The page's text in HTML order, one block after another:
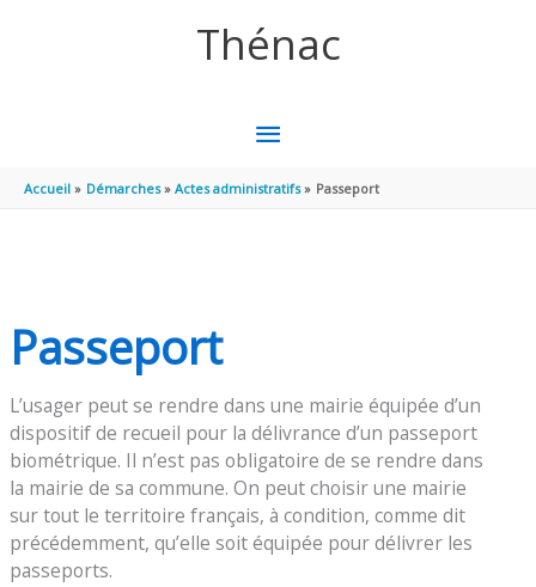
Thénac
MENU
PRINCIPAL
Accueil Démarches Actes administratifs Passeport
Passeport
L’usager peut se rendre dans une mairie équipée d’un
dispositif de recueil pour la délivrance d’un passeport
biométrique. Il n’est pas obligatoire de se rendre dans
la mairie de sa commune. On peut choisir une mairie
sur tout le territoire français, à condition, comme dit
précédemment, qu’elle soit équipée pour délivrer les
passeports.